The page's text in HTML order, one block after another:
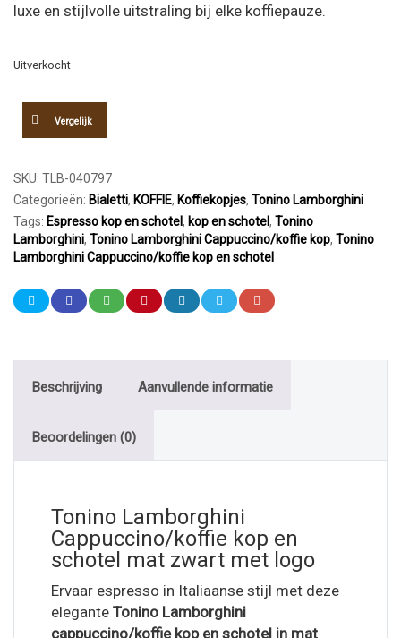
luxe en stijlvolle uitstraling bij elke koffiepauze.
Uitverkocht
Vergelijk
SKU: TLB-040797
Categorieën: Bialetti, KOFFIE, Koffiekopjes, Tonino Lamborghini
Tags: Espresso kop en schotel, kop en schotel, Tonino
Lamborghini, Tonino Lamborghini Cappuccino/koffie kop, Tonino
Lamborghini Cappuccino/koffie kop en schotel
Beschrijving Aanvullende informatie
Beoordelingen (0)
Tonino Lamborghini
Cappuccino/koffie kop en
schotel mat zwart met logo
Ervaar espresso in Italiaanse stijl met deze
elegante Tonino Lamborghini
cappuccino/koffie kop en schotel in mat